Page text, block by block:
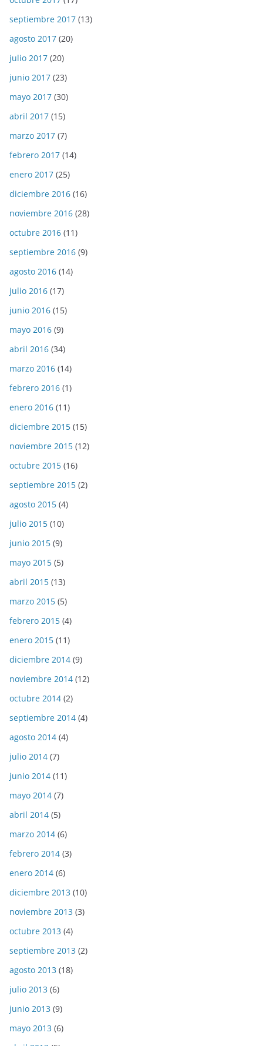
septiembre 2017 (13)
agosto 2017 (20)
julio 2017 (20)
junio 2017 (23)
mayo 2017 (30)
abril 2017 (15)
marzo 2017 (7)
febrero 2017 (14)
enero 2017 (25)
diciembre 2016 (16)
noviembre 2016 (28)
octubre 2016 (11)
septiembre 2016 (9)
agosto 2016 (14)
julio 2016 (17)
junio 2016 (15)
mayo 2016 (9)
abril 2016 (34)
marzo 2016 (14)
febrero 2016 (1)
enero 2016 (11)
diciembre 2015 (15)
noviembre 2015 (12)
octubre 2015 (16)
septiembre 2015 (2)
agosto 2015 (4)
julio 2015 (10)
junio 2015 (9)
mayo 2015 (5)
abril 2015 (13)
marzo 2015 (5)
febrero 2015 (4)
enero 2015 (11)
diciembre 2014 (9)
noviembre 2014 (12)
octubre 2014 (2)
septiembre 2014 (4)
agosto 2014 (4)
julio 2014 (7)
junio 2014 (11)
mayo 2014 (7)
abril 2014 (5)
marzo 2014 (6)
febrero 2014 (3)
enero 2014 (6)
diciembre 2013 (10)
noviembre 2013 (3)
octubre 2013 (4)
septiembre 2013 (2)
agosto 2013 (18)
julio 2013 (6)
junio 2013 (9)
mayo 2013 (6)